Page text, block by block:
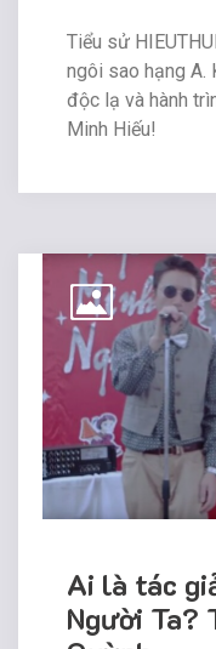
Tiểu sử
ngôi sao hạng A.
độc lạ và hành
Minh Hiếu!
Ai là tác
Người Ta?